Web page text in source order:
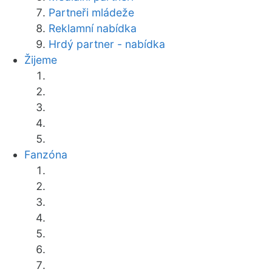
Partneři mládeže
Reklamní nabídka
Hrdý partner - nabídka
Žijeme
Fanzóna